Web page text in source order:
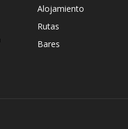
Alojamiento
Rutas
Bares